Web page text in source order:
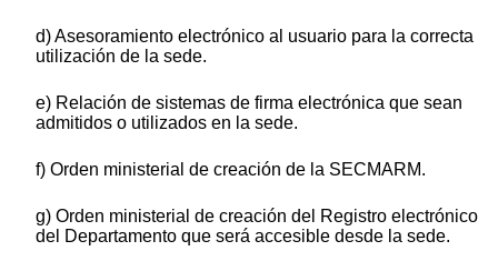
d) Asesoramiento electrónico al usuario para la correcta
utilización de la sede.
e) Relación de sistemas de firma electrónica que sean
admitidos o utilizados en la sede.
f) Orden ministerial de creación de la SECMARM.
g) Orden ministerial de creación del Registro electrónico
del Departamento que será accesible desde la sede.